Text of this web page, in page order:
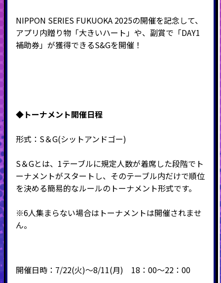
NIPPON SERIES FUKUOKA 2025の開催を記念して、
アプリ内贈り物「大きいハート」や、副賞で「DAY1
補助券」が獲得できるS&Gを開催！
◆トーナメント開催日程
形式：S＆G(シットアンドゴー)
S＆Gとは、1テーブルに規定人数が着席した段階でト
ーナメントがスタートし、そのテーブル内だけで順位
を決める簡易的なルールのトーナメント形式です。
※6人集まらない場合はトーナメントは開催されませ
ん。
開催日時：7/22(火)～8/11(月) 18：00～22：00